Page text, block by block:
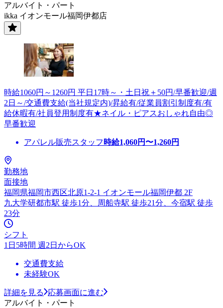
アルバイト・パート
ikka イオンモール福岡伊都店
時給1060円～1260円 平日17時～・土日祝＋50円/早番歓迎/週
2日～/交通費支給(当社規定内)/昇給有/従業員割引制度有/有
給休暇有/社員登用制度有★ネイル・ピアスおしゃれ自由◎
早番歓迎
アパレル販売スタッフ 時給1,060円〜1,260円
勤務地
面接地
福岡県福岡市西区北原1-2-1 イオンモール福岡伊都 2F
九大学研都市駅 徒歩1分、周船寺駅 徒歩21分、今宿駅 徒歩
23分
シフト
1日5時間 週2日からOK
交通費支給
未経験OK
詳細を見る
応募画面に進む
アルバイト・パート